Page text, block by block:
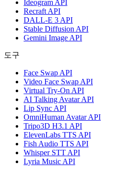
Ideogram API
Recraft API
DALL-E 3 API
Stable Diffusion API
Gemini Image API
도구
Face Swap API
Video Face Swap API
Virtual Try-On API
AI Talking Avatar API
Lip Sync API
OmniHuman Avatar API
Tripo3D H3.1 API
ElevenLabs TTS API
Fish Audio TTS API
Whisper STT API
Lyria Music API